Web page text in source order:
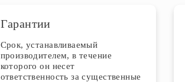
Гарантии
Срок, устанавливаемый
производителем, в течение
которого он несет
ответственность за существенные